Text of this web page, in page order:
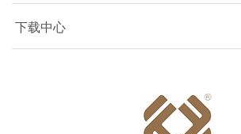
下载中心